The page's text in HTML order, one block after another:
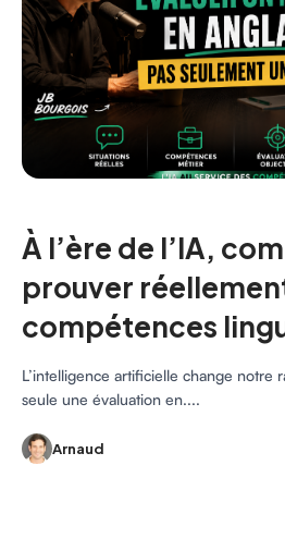
À l’ère de l’IA,
prouver
compétences
L’intelligence artificielle change notre
seule une évaluation en....
Arnaud